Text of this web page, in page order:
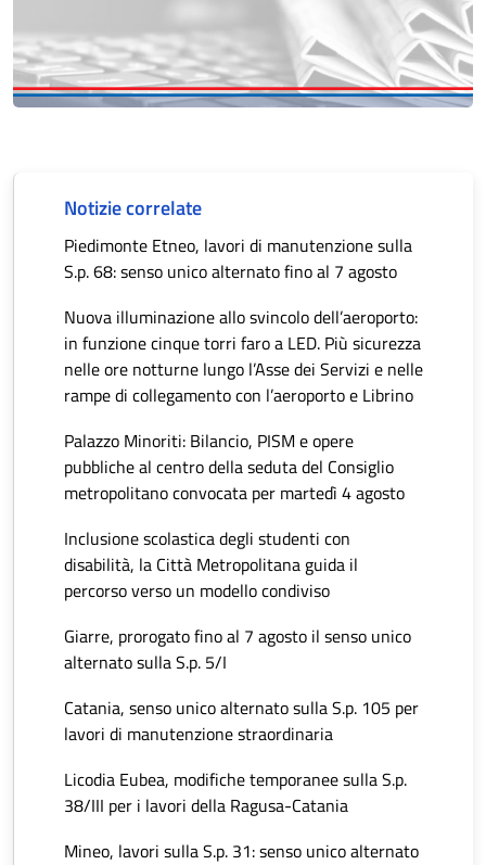
Notizie correlate
Piedimonte Etneo, lavori di manutenzione sulla
S.p. 68: senso unico alternato fino al 7 agosto
Nuova illuminazione allo svincolo dell’aeroporto:
in funzione cinque torri faro a LED. Più sicurezza
nelle ore notturne lungo l’Asse dei Servizi e nelle
rampe di collegamento con l’aeroporto e Librino
Palazzo Minoriti: Bilancio, PISM e opere
pubbliche al centro della seduta del Consiglio
metropolitano convocata per martedì 4 agosto
Inclusione scolastica degli studenti con
disabilità, la Città Metropolitana guida il
percorso verso un modello condiviso
Giarre, prorogato fino al 7 agosto il senso unico
alternato sulla S.p. 5/I
Catania, senso unico alternato sulla S.p. 105 per
lavori di manutenzione straordinaria
Licodia Eubea, modifiche temporanee sulla S.p.
38/III per i lavori della Ragusa-Catania
Mineo, lavori sulla S.p. 31: senso unico alternato